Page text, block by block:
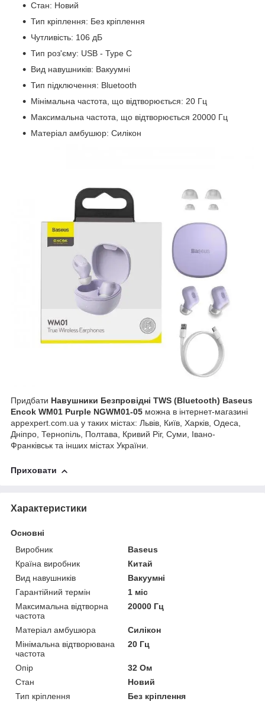
Стан: Новий
Тип кріплення: Без кріплення
Чутливість: 106 дБ
Тип роз'єму: USB - Type C
Вид навушників: Вакуумні
Тип підключення: Bluetooth
Мінімальна частота, що відтворюється: 20 Гц
Максимальна частота, що відтворюється 20000 Гц
Матеріал амбушюр: Силікон
Придбати Навушники Безпровідні TWS (Bluetooth) Baseus
Encok WM01 Purple NGWM01-05 можна в інтернет-магазині
appexpert.com.ua у таких містах: Львів, Київ, Харків, Одеса,
Дніпро, Тернопіль, Полтава, Кривий Ріг, Суми, Івано-
Франківськ та інших містах України.
Приховати
Характеристики
Основні
Виробник
Baseus
Країна виробник
Китай
Вид навушників
Вакуумні
Гарантійний термін
1 міс
Максимальна відтворна
частота
20000 Гц
Матеріал амбушюра
Силікон
Мінімальна відтворювана
частота
20 Гц
Опір
32 Ом
Стан
Новий
Тип кріплення
Без кріплення